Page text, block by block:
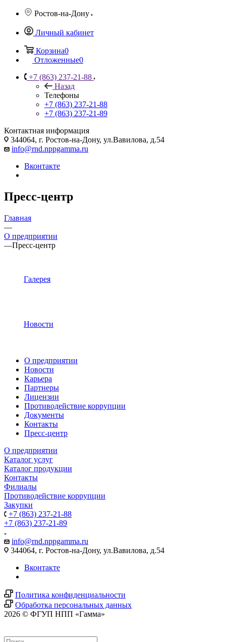
Ростов-на-Дону
Личный кабинет
Корзина0
Отложенные0
+7 (863) 237-21-88
Назад
Телефоны
+7 (863) 237-21-88
+7 (863) 237-21-89
Контактная информация
344064, г. Ростов-на-Дону, ул.Вавилова, д.54
info@rnd.nppgamma.ru
Вконтакте
Пресс-центр
Главная
—
О предприятии
—Пресс-центр
Галерея
Новости
О предприятии
Новости
Карьера
Партнеры
Лицензии
Противодействие коррупции
Документы
Контакты
Пресс-центр
О предприятии
Каталог услуг
Каталог продукции
Контакты
Филиалы
Противодействие коррупции
Закупки
+7 (863) 237-21-88
+7 (863) 237-21-89
info@rnd.nppgamma.ru
344064, г. Ростов-на-Дону, ул.Вавилова, д.54
Вконтакте
Политика конфиденциальности
Обработка персональных данных
2026 © ФГУП НПП «Гамма»